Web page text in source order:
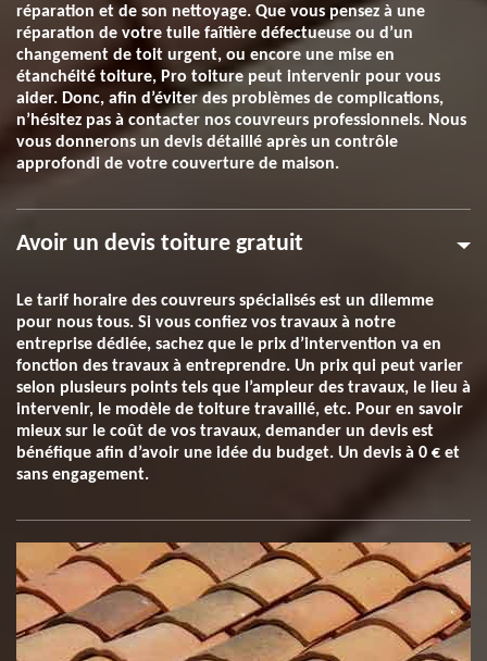
réparation et de son nettoyage. Que vous pensez à une
réparation de votre tuile faîtière défectueuse ou d’un
changement de toit urgent, ou encore une mise en
étanchéité toiture, Pro toiture peut intervenir pour vous
aider. Donc, afin d’éviter des problèmes de complications,
n’hésitez pas à contacter nos couvreurs professionnels. Nous
vous donnerons un devis détaillé après un contrôle
approfondi de votre couverture de maison.
Avoir un devis toiture gratuit
Le tarif horaire des couvreurs spécialisés est un dilemme
pour nous tous. Si vous confiez vos travaux à notre
entreprise dédiée, sachez que le prix d’intervention va en
fonction des travaux à entreprendre. Un prix qui peut varier
selon plusieurs points tels que l’ampleur des travaux, le lieu à
intervenir, le modèle de toiture travaillé, etc. Pour en savoir
mieux sur le coût de vos travaux, demander un devis est
bénéfique afin d’avoir une idée du budget. Un devis à 0 € et
sans engagement.